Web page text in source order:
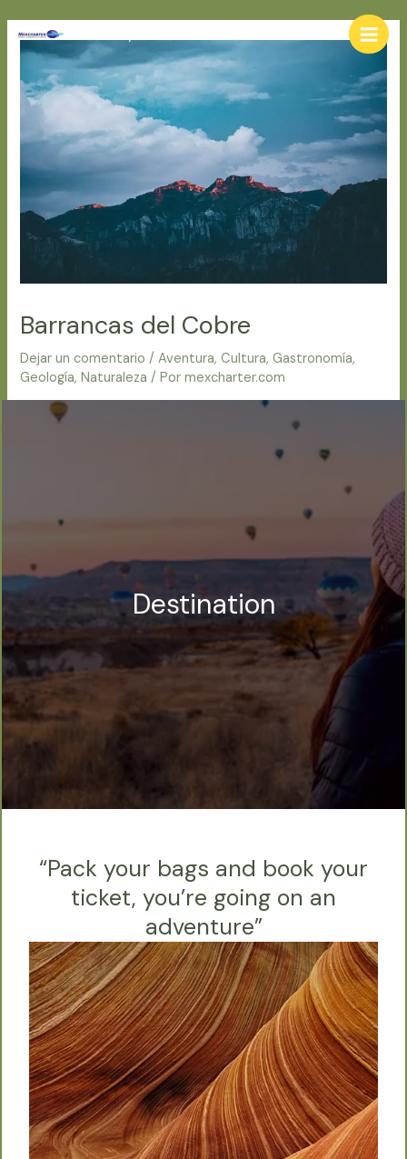
contenido
Main
Barrancas del Cobre
Dejar un comentario /Aventura,Cultura,Gastronomía,
Geología,Naturaleza / Pormexcharter.com
Destination
“Pack your bags and book your
ticket, you’re going on an
adventure”